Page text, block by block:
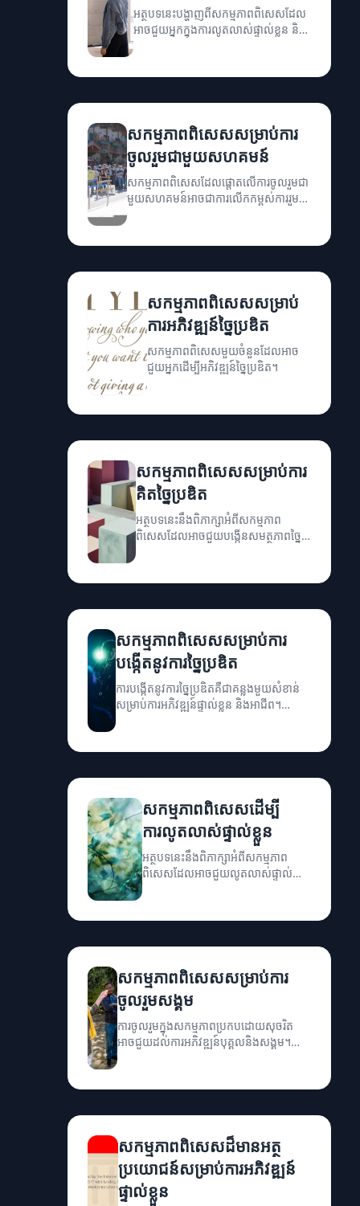
អត្ថបទនេះបង្ហាញពីសកម្មភាពពិសេសដែល
អាចជួយអ្នកក្នុងការលូតលាស់ផ្ទាល់ខ្លួន និង
ការច្នៃប្រឌិត។
សកម្មភាពពិសេសសម្រាប់ការ
ចូលរួមជាមួយសហគមន៍
សកម្មភាពពិសេសដែលផ្តោតលើការចូលរួមជា
មួយសហគមន៍អាចជាការលើកកម្ពស់ការរួម
សកម្មភាពពិសេសសម្រាប់
ការអភិវឌ្ឍន៍ច្នៃប្រឌិត
សកម្មភាពពិសេសមួយចំនួនដែលអាច
ជួយអ្នកដើម្បីអភិវឌ្ឍន៍ច្នៃប្រឌិត។
សកម្មភាពពិសេសសម្រាប់ការ
គិតច្នៃប្រឌិត
អត្ថបទនេះនឹងពិភាក្សាអំពីសកម្មភាព
ពិសេសដែលអាចជួយបង្កើនសមត្ថភាពច្នៃ
ប្រឌិតរបស់អ្នក។
សកម្មភាពពិសេសសម្រាប់ការ
បង្កើតនូវការច្នៃប្រឌិត
ការបង្កើតនូវការច្នៃប្រឌិតគឺជាគន្លងមួយសំខាន់
សម្រាប់ការអភិវឌ្ឍន៍ផ្ទាល់ខ្លួន និងអាជីព។
អត្ថបទនេះនឹងនាំអ្នកឱ្យស្គាល់អំពីសកម្មភាព
សកម្មភាពពិសេសដើម្បី
ការលូតលាស់ផ្ទាល់ខ្លួន
អត្ថបទនេះនឹងពិភាក្សាអំពីសកម្មភាព
ពិសេសដែលអាចជួយលូតលាស់ផ្ទាល់
សកម្មភាពពិសេសសម្រាប់ការ
ចូលរួមសង្គម
ការចូលរួមក្នុងសកម្មភាពប្រកបដោយសុចរិត
អាចជួយដល់ការអភិវឌ្ឍន៍បុគ្គលនិងសង្គម។
សកម្មភាពពិសេសដ៏មានអត្ថ
ប្រយោជន៍សម្រាប់ការអភិវឌ្ឍន៍
ផ្ទាល់ខ្លួន